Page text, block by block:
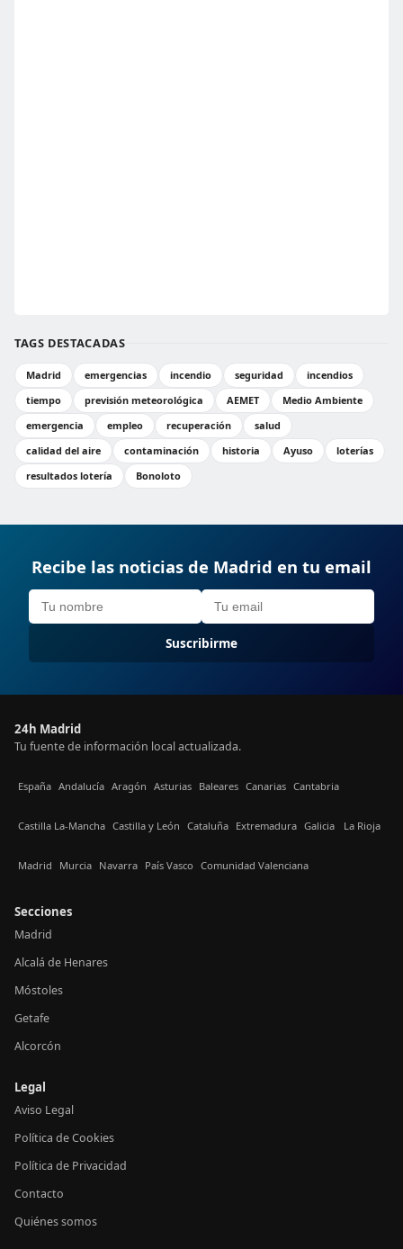
TAGS DESTACADAS
Madrid emergencias incendio seguridad
incendios
tiempo
previsión meteorológica AEMET
Medio Ambiente
emergencia
empleo recuperación
salud
calidad del aire
contaminación historia Ayuso
loterías
resultados lotería
Bonoloto
Recibe las noticias de Madrid en tu email
Suscribirme
24h Madrid
Tu fuente de información local actualizada.
España Andalucía Aragón Asturias Baleares Canarias Cantabria
Castilla La-Mancha Castilla y León Cataluña Extremadura Galicia La Rioja
Madrid Murcia Navarra País Vasco Comunidad Valenciana
Secciones
Madrid
Alcalá de Henares
Móstoles
Getafe
Alcorcón
Legal
Aviso Legal
Política de Cookies
Política de Privacidad
Contacto
Quiénes somos